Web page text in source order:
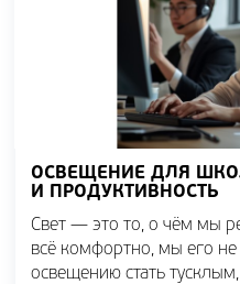
ОСВЕЩЕНИЕ ДЛЯ
И ПРОДУКТИВНОСТЬ
Свет — это то, о чём мы
всё комфортно, мы его
освещению стать